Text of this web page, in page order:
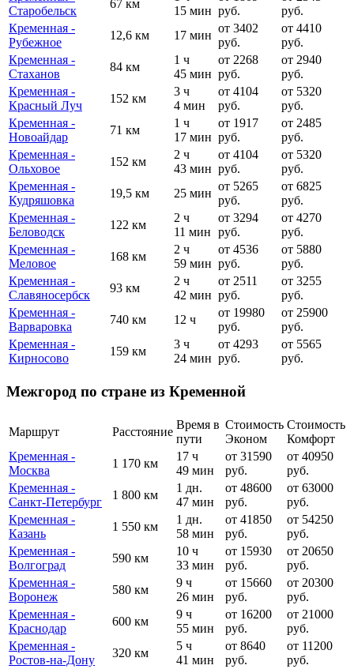
Старобельск
67 км
15 мин руб.
руб.
Кременная -
Рубежное
12,6 км 17 мин
от 3402
руб.
от 4410
руб.
Кременная -
Стаханов
84 км
1 ч
45 мин
от 2268
руб.
от 2940
руб.
Кременная -
Красный Луч
152 км
3 ч
4 мин
от 4104
руб.
от 5320
руб.
Кременная -
Новоайдар
71 км
1 ч
17 мин
от 1917
руб.
от 2485
руб.
Кременная -
Ольховое
152 км
2 ч
43 мин
от 4104
руб.
от 5320
руб.
Кременная -
Кудряшовка
19,5 км 25 мин
от 5265
руб.
от 6825
руб.
Кременная -
Беловодск
122 км
2 ч
11 мин
от 3294
руб.
от 4270
руб.
Кременная -
Меловое
168 км
2 ч
59 мин
от 4536
руб.
от 5880
руб.
Кременная -
Славяносербск
93 км
2 ч
42 мин
от 2511
руб.
от 3255
руб.
Кременная -
Варваровка
740 км 12 ч
от 19980
руб.
от 25900
руб.
Кременная -
Кирносово
159 км
3 ч
24 мин
от 4293
руб.
от 5565
руб.
Межгород по стране из Кременной
Маршрут Расстояние
Время в
пути
Стоимость
Эконом
Стоимость
Комфорт
Кременная -
Москва
1 170 км
17 ч
49 мин
от 31590
руб.
от 40950
руб.
Кременная -
Санкт-Петербург
1 800 км
1 дн.
47 мин
от 48600
руб.
от 63000
руб.
Кременная -
Казань
1 550 км
1 дн.
58 мин
от 41850
руб.
от 54250
руб.
Кременная -
Волгоград
590 км
10 ч
33 мин
от 15930
руб.
от 20650
руб.
Кременная -
Воронеж
580 км
9 ч
26 мин
от 15660
руб.
от 20300
руб.
Кременная -
Краснодар
600 км
9 ч
55 мин
от 16200
руб.
от 21000
руб.
Кременная -
Ростов-на-Дону
320 км
5 ч
41 мин
от 8640
руб.
от 11200
руб.